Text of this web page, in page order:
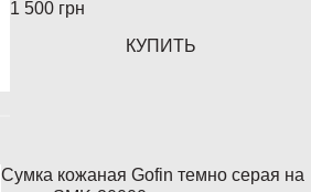
1 500 грн
КУПИТЬ
Сумка кожаная Gofin темно серая на